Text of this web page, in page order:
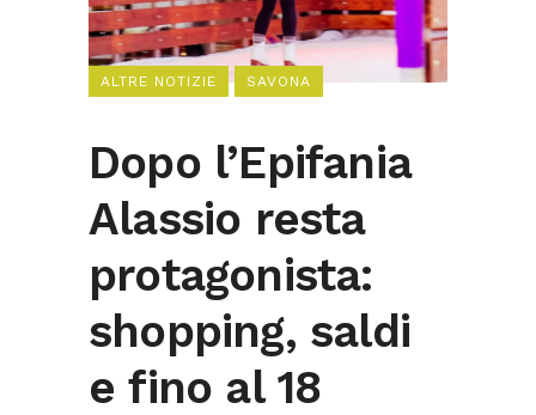
ALTRE NOTIZIE SAVONA
Dopo l’Epifania
Alassio resta
protagonista:
shopping, saldi
e fino al 18